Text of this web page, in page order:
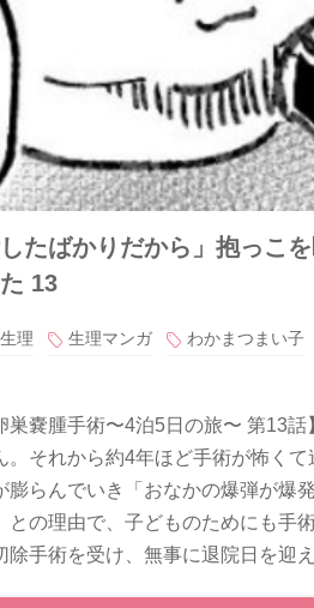
したばかりだから」抱っこ
13
生理 生理マンガ わかまつまい子
巣嚢腫手術〜4泊5日の旅〜 第13
。それから約4年ほど手術が怖く
膨らんでいき「おなかの爆弾が爆
との理由で、子どものためにも手
手術を受け、無事に退院日を迎え